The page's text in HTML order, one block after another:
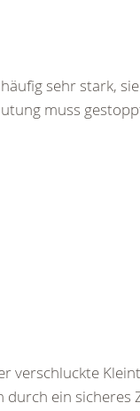
sehr stark,
muss
verschluckte
ein sicheres